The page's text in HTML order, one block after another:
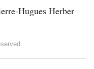
Hugues Herber